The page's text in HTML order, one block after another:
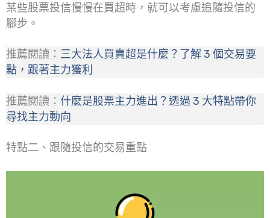
某些股票投信慢慢在買超時，就可以考慮追隨投信的
腳步。
推薦閱讀： 三大法人買賣超是什麼？了解 3 個交易要
點，跟著主力獲利
推薦閱讀： 什麼是股票主力進出？透過 3 大特點帶你
尋找主力動向
特點二、跟隨投信的交易重點